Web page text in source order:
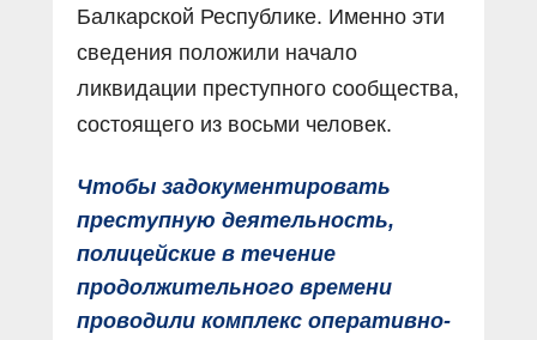
Балкарской Республике. Именно эти
сведения положили начало
ликвидации преступного сообщества,
состоящего из восьми человек.
Чтобы задокументировать
преступную деятельность,
полицейские в течение
продолжительного времени
проводили комплекс оперативно-